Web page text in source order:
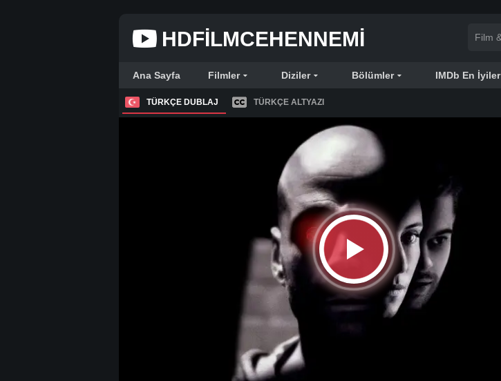
HDFILMCEHENNEMI
Ana Sayfa Filmler Diziler Bölümler IMDb En İyiler
TÜRKÇE DUBLAJ TÜRKÇE ALTYAZI